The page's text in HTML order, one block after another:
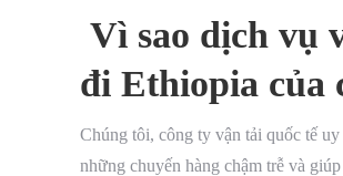
Vì sao dịch vụ
đi Ethiopia của
Chúng tôi, công ty vận tải quốc tế
những chuyến hàng chậm trễ và